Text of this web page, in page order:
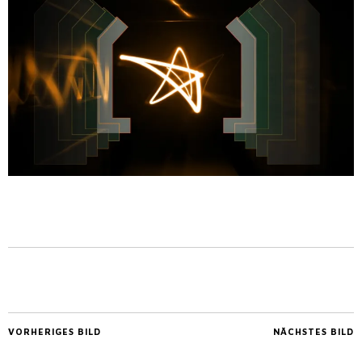
NÄCHSTES BILD
VORHERIGES BILD